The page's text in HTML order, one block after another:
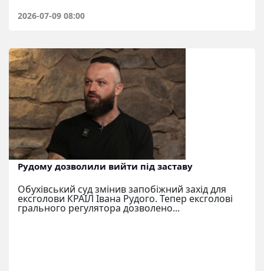
2026-07-09 08:00
Рудому дозволили вийти під заставу
Обухівський суд змінив запобіжний захід для
ексголови КРАІЛ Івана Рудого. Тепер ексголові
грального регулятора дозволено...